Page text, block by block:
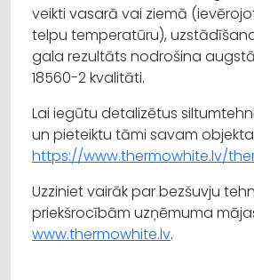
veikti vasarā vai ziemā
telpu temperatūru),
gala rezultāts nodrošina
18560-2 kvalitāti.
Lai iegūtu detalizētus
un pieteiktu tāmi savam
https://www.thermowhite.lv/
Uzziniet vairāk par bezšuvju
priekšrocībām uzņēmuma
www.thermowhite.lv.